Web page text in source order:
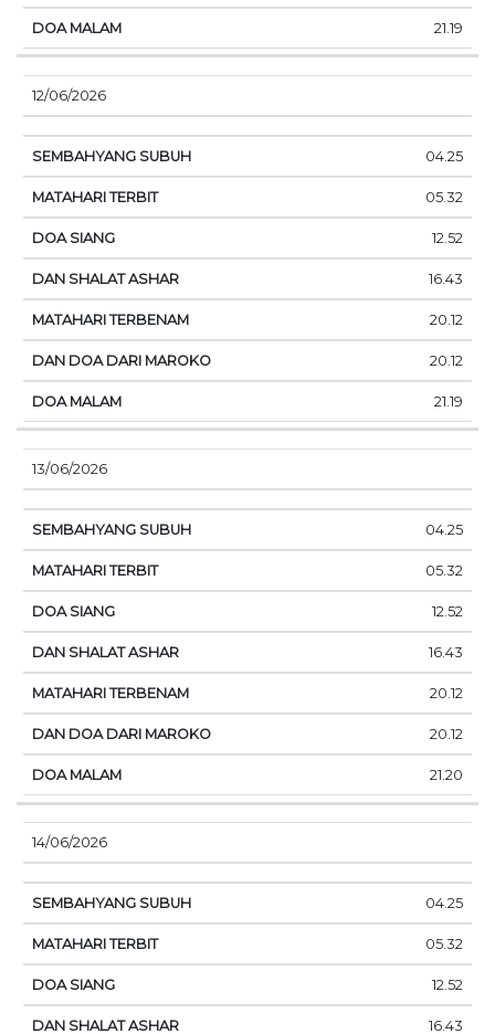
21.19
12/06/2026
04.25
05.32
12.52
16.43
20.12
20.12
21.19
13/06/2026
04.25
05.32
12.52
16.43
20.12
20.12
21.20
14/06/2026
04.25
05.32
12.52
16.43